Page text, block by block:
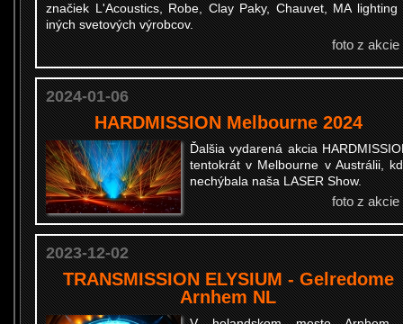
značiek L'Acoustics, Robe, Clay Paky, Chauvet, MA lighting
iných svetových výrobcov.
foto z akcie
2024-01-06
HARDMISSION Melbourne 2024
Ďalšia vydarená akcia
tentokrát v Melbourne v Austrálii,
nechýbala naša LASER Show.
foto z akcie
2023-12-02
TRANSMISSION ELYSIUM - Gelredome
Arnhem NL